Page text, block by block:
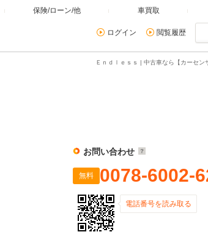
保険/ローン/他 車買取
ログイン 閲覧履歴
Ｅｎｄｌｅｓｓ | 中古車なら【カーセン
お問い合わせ
無料 0078-6002-
電話番号を読み取る